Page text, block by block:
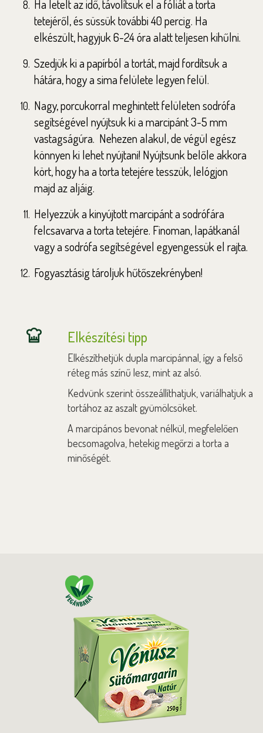
Ha letelt az idő, távolítsuk el a fóliát a torta
tetejéről, és süssük további 40 percig. Ha
elkészült, hagyjuk 6-24 óra alatt teljesen kihűlni.
Szedjük ki a papírból a tortát, majd fordítsuk a
hátára, hogy a sima felülete legyen felül.
Nagy, porcukorral meghintett felületen sodrófa
segítségével nyújtsuk ki a marcipánt 3-5 mm
vastagságúra. Nehezen alakul, de végül egész
könnyen ki lehet nyújtani! Nyújtsunk belőle akkora
kört, hogy ha a torta tetejére tesszük, lelógjon
majd az aljáig.
Helyezzük a kinyújtott marcipánt a sodrófára
felcsavarva a torta tetejére. Finoman, lapátkanál
vagy a sodrófa segítségével egyengessük el rajta.
Fogyasztásig tároljuk hűtőszekrényben!
Elkészítési tipp
Elkészíthetjük dupla marcipánnal, így a felső
réteg más színű lesz, mint az alsó.
Kedvünk szerint összeállíthatjuk, variálhatjuk a
tortához az aszalt gyümölcsöket.
A marcipános bevonat nélkül, megfelelően
becsomagolva, hetekig megőrzi a torta a
minőségét.